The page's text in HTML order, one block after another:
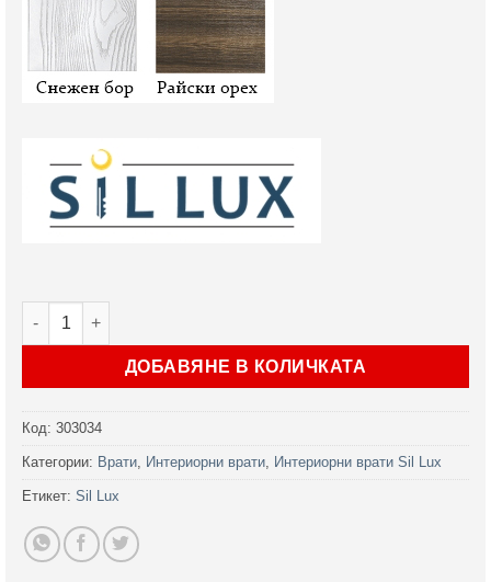
количество за Интериорна врата Sil Lux 3011P в 2 цвята
ДОБАВЯНЕ В КОЛИЧКАТА
Код: 303034
Категории: Врати Интериорни врати Интериорни врати Sil Lux
Етикет: Sil Lux